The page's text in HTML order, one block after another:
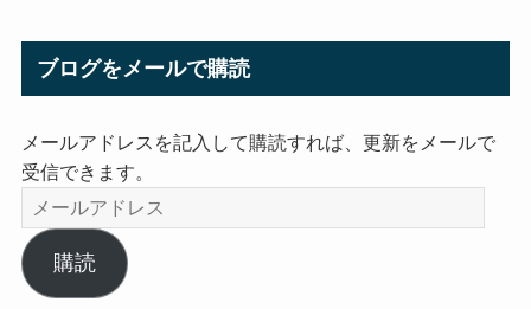
ブログをメールで購読
メールアドレスを記入して購読すれば、更新をメールで
受信できます。
ー
ル
ア
購読